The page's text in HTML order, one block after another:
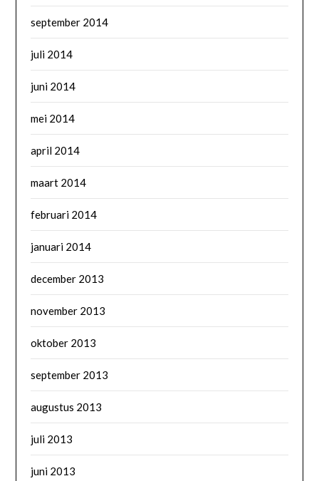
september 2014
juli 2014
juni 2014
mei 2014
april 2014
maart 2014
februari 2014
januari 2014
december 2013
november 2013
oktober 2013
september 2013
augustus 2013
juli 2013
juni 2013